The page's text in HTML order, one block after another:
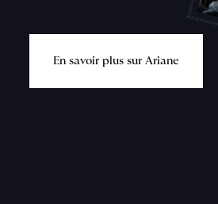
En savoir plus sur Ariane